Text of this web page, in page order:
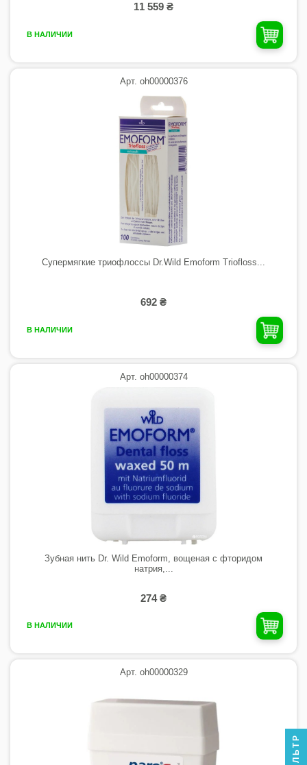
11 559 ₴
В НАЛИЧИИ
Арт. oh00000376
Супермягкие триофлоссы Dr.Wild Emoform Triofloss...
692 ₴
В НАЛИЧИИ
Арт. oh00000374
Зубная нить Dr. Wild Emoform, вощеная с фторидом
натрия,...
274 ₴
В НАЛИЧИИ
Арт. oh00000329